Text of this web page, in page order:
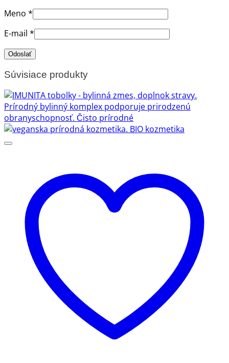
Meno *
E-mail *
Súvisiace produkty